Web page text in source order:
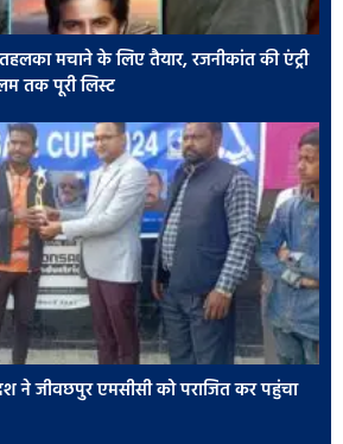
मचाने के लिए तैयार, रजनीकांत की एंट्री
तक पूरी लिस्ट
ने जीवछपुर एमसीसी को पराजित कर पहुंचा